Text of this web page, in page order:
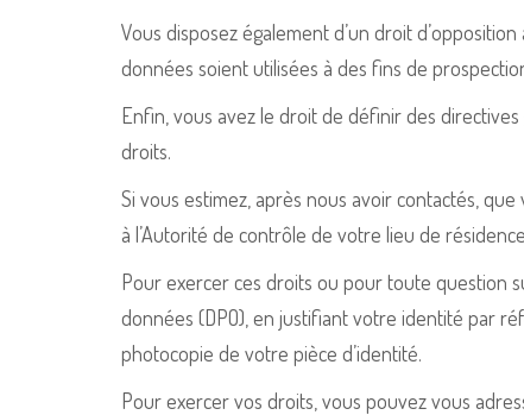
Vous disposez également d’un droit
données soient utilisées à des fins de
Enfin, vous avez le droit de définir des
droits.
Si vous estimez, après nous avoir contactés,
à l’Autorité de contrôle de votre lieu de
Pour exercer ces droits ou pour toute question
données (DPO), en justifiant votre identité par
photocopie de votre pièce d’identité.
Pour exercer vos droits, vous pouvez vous